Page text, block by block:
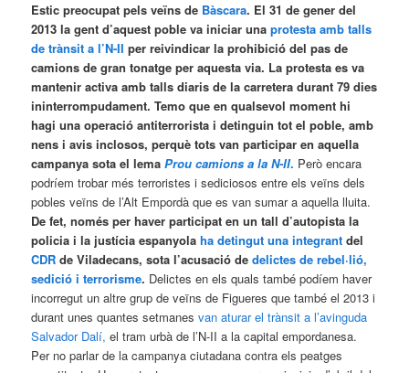
Estic preocupat pels veïns de Bàscara. El 31 de gener del
2013 la gent d’aquest poble va iniciar unaprotesta amb talls
de trànsit a l’N-II per reivindicar la prohibició del pas de
camions de gran tonatge per aquesta via. La protesta es va
mantenir activa amb talls diaris de la carretera durant 79 dies
ininterrompudament. Temo que en qualsevol moment hi
hagi una operació antiterrorista i detinguin tot el poble, amb
nens i avis inclosos, perquè tots van participar en aquella
campanya sota el lema Prou camions a la N-II. Però encara
podríem trobar més terroristes i sediciosos entre els veïns dels
pobles veïns de l’Alt Empordà que es van sumar a aquella lluita.
De fet, només per haver participat en un tall d’autopista la
policia i la justícia espanyolaha detingut una integrant del
CDR de Viladecans, sota l’acusació dedelictes de rebel·lió,
sedició i terrorisme. Delictes en els quals també podíem haver
incorregut un altre grup de veïns de Figueres que també el 2013 i
durant unes quantes setmanesvan aturar el trànsit a l’avinguda
Salvador Dalí, el tram urbà de l’N-II a la capital empordanesa.
Per no parlar de la campanya ciutadana contra els peatges